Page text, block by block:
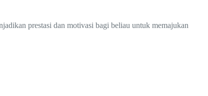
prestasi dan motivasi bagi beliau untuk memajukan